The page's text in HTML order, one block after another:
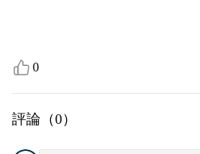
0
評論（0）